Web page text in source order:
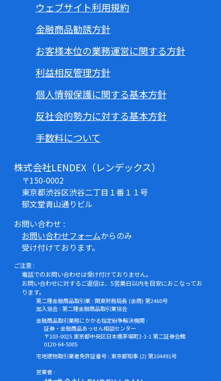
ウェブサイト利用規約
金融商品勧誘方針
お客様本位の業務運営に関する方針
利益相反管理方針
個人情報保護に関する基本方針
反社会的勢力に対する基本方針
手数料について
株式会社LENDEX（レンデックス）
〒150-0002
東京都渋谷区渋谷二丁目１番１１号
郁文堂青山通りビル
お問い合わせ :
お問い合わせフォームからのみ
受け付けております。
ご注意 :
電話でのお問い合わせは受け付けておりません。
お問い合わせに対するご返信は、5営業日以内を目安におこなってお
ります。
第二種金融商品取引業 : 関東財務局長 (金商) 第2460号
加入協会 : 第二種金融商品取引業協会
金融商品取引業務にかかる指定紛争解決機関 :
証券・金融商品あっせん相談センター
〒103-0025 東京都中央区日本橋茅場町2-1-1 第二証券会館
0120-64-5005
宅地建物取引業者免許証番号 : 東京都知事 (2) 第104491号
営業者 :